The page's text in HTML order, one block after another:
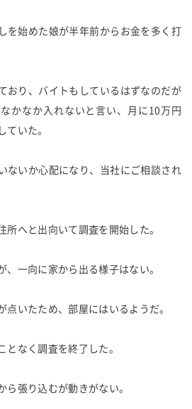
を始めた娘が半年前からお金を多く打
おり、バイトもしているはずなのだが
かなか入れないと言い、月に10万円
いた。
ないか心配になり、当社にご相談され
へと出向いて調査を開始した。
一向に家から出る様子はない。
いたため、部屋にはいるようだ。
なく調査を終了した。
張り込むが動きがない。